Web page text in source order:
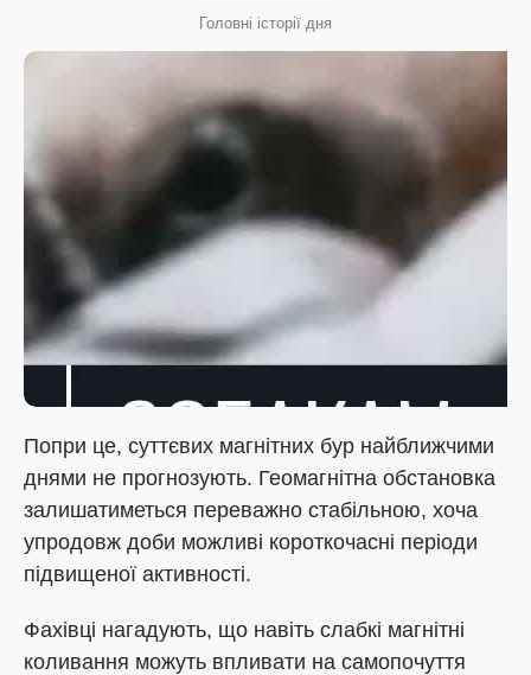
Головні історії дня
Попри це, суттєвих магнітних бур найближчими
днями не прогнозують. Геомагнітна обстановка
залишатиметься переважно стабільною, хоча
упродовж доби можливі короткочасні періоди
підвищеної активності.
Фахівці нагадують, що навіть слабкі магнітні
коливання можуть впливати на самопочуття